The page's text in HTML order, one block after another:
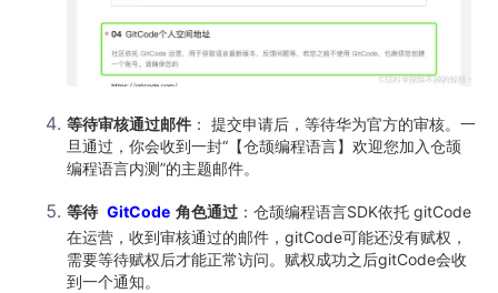
等待审核通过邮件 ： 提交申请后，等待华为官方的审核。一
旦通过，你会收到一封“【仓颉编程语言】欢迎您加入仓颉
编程语言内测”的主题邮件。
等待 GitCode 角色通过 ：仓颉编程语言SDK依托 gitCode
在运营，收到审核通过的邮件，gitCode可能还没有赋权，
需要等待赋权后才能正常访问。赋权成功之后gitCode会收
到一个通知。